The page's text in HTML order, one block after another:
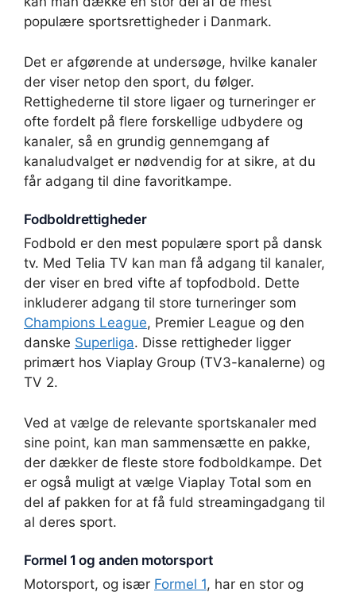
populære sportsrettigheder i Danmark.
Det er afgørende at undersøge, hvilke kanaler
der viser netop den sport, du følger.
Rettighederne til store ligaer og turneringer er
ofte fordelt på flere forskellige udbydere og
kanaler, så en grundig gennemgang af
kanaludvalget er nødvendig for at sikre, at du
får adgang til dine favoritkampe.
Fodboldrettigheder
Fodbold er den mest populære sport på dansk
tv. Med Telia TV kan man få adgang til kanaler,
der viser en bred vifte af topfodbold. Dette
inkluderer adgang til store turneringer som
Champions League, Premier League og den
danske Superliga. Disse rettigheder ligger
primært hos Viaplay Group (TV3-kanalerne) og
TV 2.
Ved at vælge de relevante sportskanaler med
sine point, kan man sammensætte en pakke,
der dækker de fleste store fodboldkampe. Det
er også muligt at vælge Viaplay Total som en
del af pakken for at få fuld streamingadgang til
al deres sport.
Formel 1 og anden motorsport
Motorsport, og især Formel 1, har en stor og